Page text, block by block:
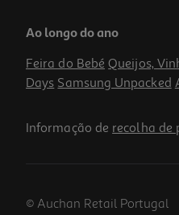
Ao longo do ano
Feira do Bebé Queijos,
Days Samsung Unpacked
Informação de recolha de
© Auchan Retail Portugal